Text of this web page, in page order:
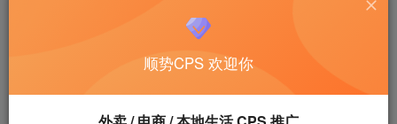
没有账号？立即注册顺势CPS 欢迎你